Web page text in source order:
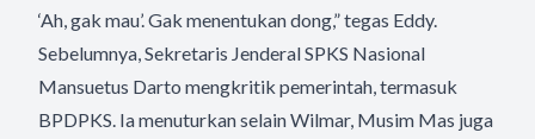
‘Ah, gak mau’. Gak menentukan dong,” tegas Eddy.
Sebelumnya, Sekretaris Jenderal SPKS Nasional
Mansuetus Darto mengkritik pemerintah, termasuk
BPDPKS. Ia menuturkan selain Wilmar, Musim Mas juga